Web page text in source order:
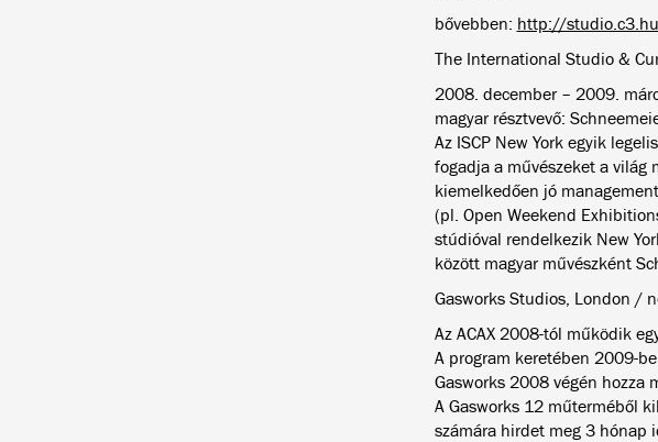
bővebben: http://
The International Studio &
2008. december – 2009.
magyar résztvevő:
Az ISCP New York egyik
fogadja a művészeket a világ
kiemelkedően jó
(pl. Open Weekend
stúdióval rendelkezik New
között magyar művészként
Gasworks Studios, London /
Az ACAX 2008-tól működik
A program keretében 2009-
Gasworks 2008 végén hozza
A Gasworks 12 műterméből
számára hirdet meg 3 hónap